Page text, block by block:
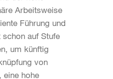
Arbeitsweise
Führung und
auf Stufe
um künftig
von
eine hohe